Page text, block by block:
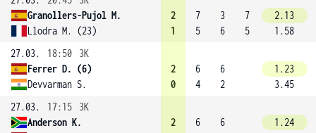
Granollers-Pujol M.
Llodra M. (23)
2
1
7
5
3
6
7
5
2.13
1.58
27.03.
18:50
3K
Ferrer D. (6)
Devvarman S.
2
0
6
4
6
2
1.23
3.45
27.03.
17:15
3K
Anderson K.
2
6
6
1.24